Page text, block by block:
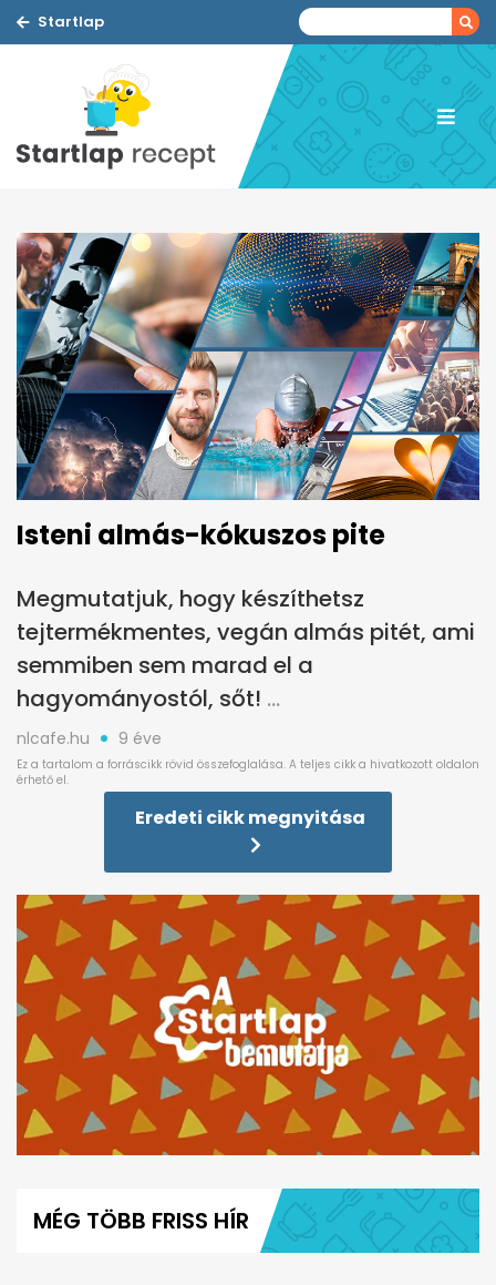
Startlap
Isteni almás-kókuszos pite
Megmutatjuk, hogy készíthetsz
tejtermékmentes, vegán almás pitét, ami
semmiben sem marad el a
hagyományostól, sőt!
nlcafe.hu 9 éve
Eredeti cikk megnyitása
minutes,
MÉG TÖBB FRISS HÍR